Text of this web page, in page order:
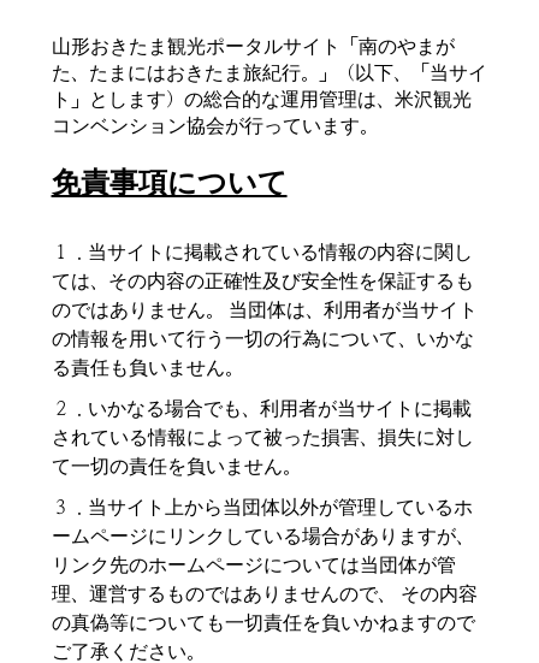
山形おきたま観光ポータルサイト「南のやまが
た、たまにはおきたま旅紀行。」（以下、「当サイ
ト」とします）の総合的な運用管理は、米沢観光
コンベンション協会が行っています。
免責事項について
１．当サイトに掲載されている情報の内容に関し
ては、その内容の正確性及び安全性を保証するも
のではありません。 当団体は、利用者が当サイト
の情報を用いて行う一切の行為について、いかな
る責任も負いません。
２．いかなる場合でも、利用者が当サイトに掲載
されている情報によって被った損害、損失に対し
て一切の責任を負いません。
３．当サイト上から当団体以外が管理しているホ
ームページにリンクしている場合がありますが、
リンク先のホームページについては当団体が管
理、運営するものではありませんので、 その内容
の真偽等についても一切責任を負いかねますので
ご了承ください。